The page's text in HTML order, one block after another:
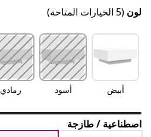
لون (5 الخيارات المتاحة)
أبيض أسود رمادي
اصطناعية / طازجة